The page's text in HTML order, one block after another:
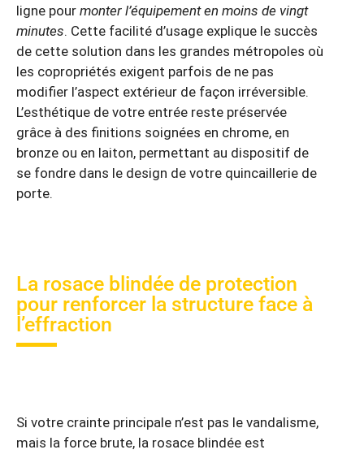
ligne pour monter l’équipement en moins de vingt
minutes. Cette facilité d’usage explique le succès
de cette solution dans les grandes métropoles où
les copropriétés exigent parfois de ne pas
modifier l’aspect extérieur de façon irréversible.
L’esthétique de votre entrée reste préservée
grâce à des finitions soignées en chrome, en
bronze ou en laiton, permettant au dispositif de
se fondre dans le design de votre quincaillerie de
porte.
La rosace blindée de protection
pour renforcer la structure face à
l’effraction
Si votre crainte principale n’est pas le vandalisme,
mais la force brute, la rosace blindée est